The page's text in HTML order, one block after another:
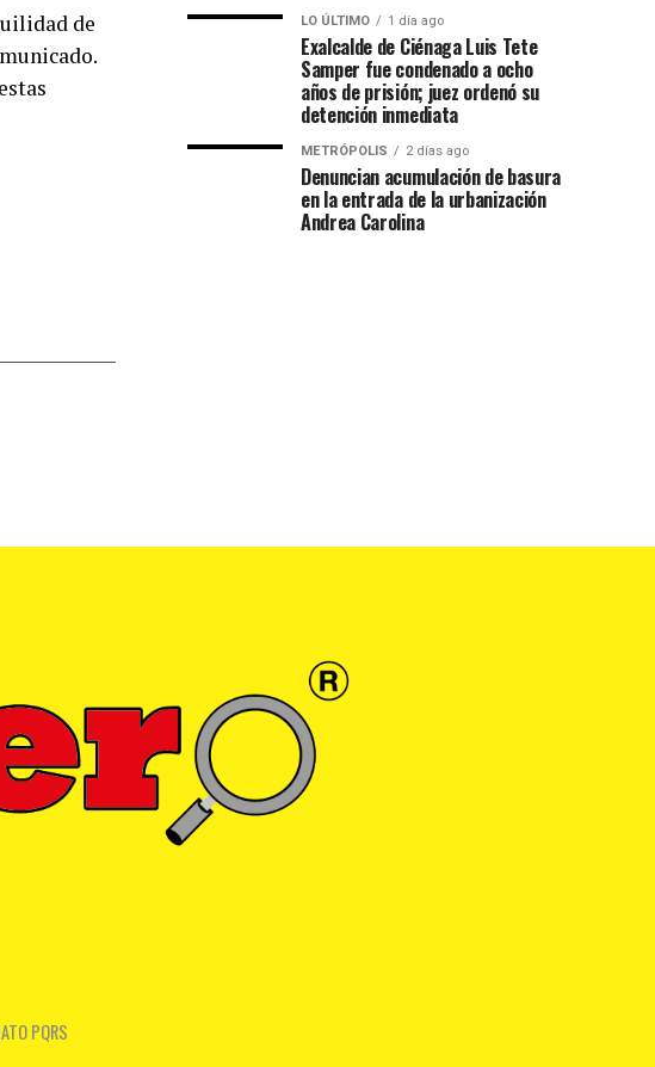
de
LO ÚLTIMO 1 día ago
Exalcalde de Ciénaga Luis Tete
Samper fue condenado a ocho
años de prisión; juez ordenó su
detención inmediata
METRÓPOLIS 2 días ago
Denuncian acumulación de basura
en la entrada de la urbanización
Andrea Carolina
PQRS